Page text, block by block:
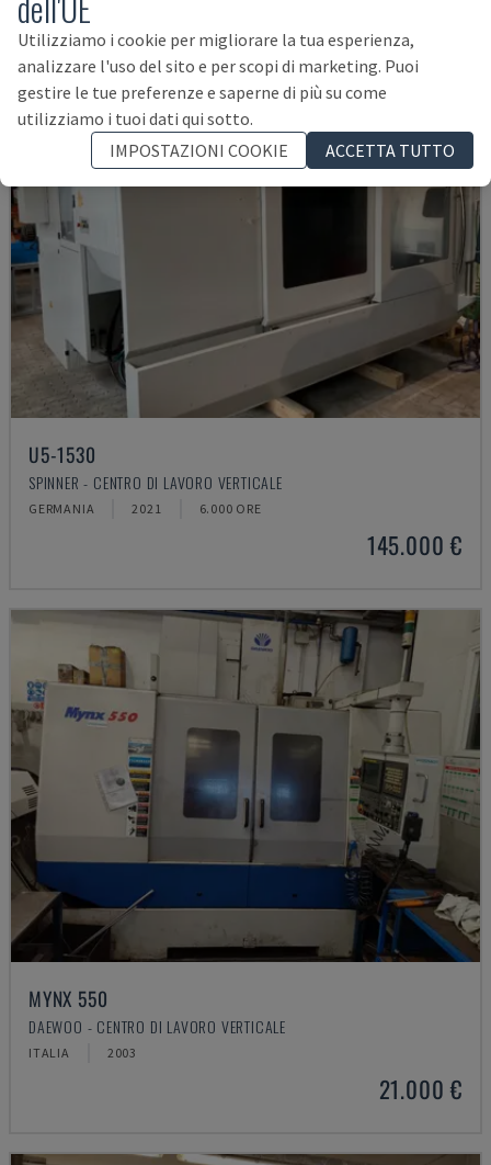
U5-1530
SPINNER - CENTRO DI LAVORO VERTICALE
GERMANIA 2021 6.000 ORE
145.000 €
MYNX 550
DAEWOO - CENTRO DI LAVORO VERTICALE
ITALIA 2003
21.000 €
Utilizziamo i cookie per migliorare la tua esperienza,
analizzare l'uso del sito e per scopi di marketing. Puoi
gestire le tue preferenze e saperne di più su come
utilizziamo i tuoi dati qui sotto.
IMPOSTAZIONI COOKIE
ACCETTA TUTTO